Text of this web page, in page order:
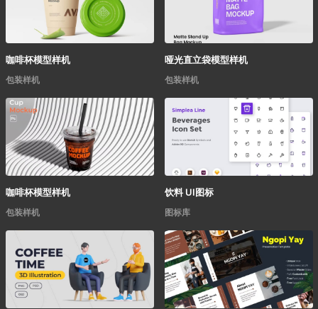
咖啡杯模型样机
包装样机
哑光直立袋模型样机
包装样机
咖啡杯模型样机
包装样机
饮料 UI图标
图标库